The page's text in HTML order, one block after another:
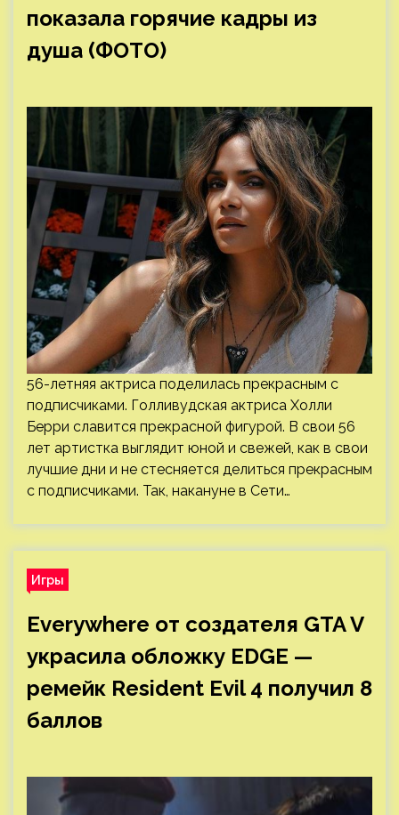
показала горячие кадры из
душа (ФОТО)
56-летняя актриса поделилась прекрасным с
подписчиками. Голливудская актриса Холли
Берри славится прекрасной фигурой. В свои 56
лет артистка выглядит юной и свежей, как в свои
лучшие дни и не стесняется делиться прекрасным
с подписчиками. Так, накануне в Сети…
Игры
Everywhere от создателя GTA V
украсила обложку EDGE —
ремейк Resident Evil 4 получил 8
баллов